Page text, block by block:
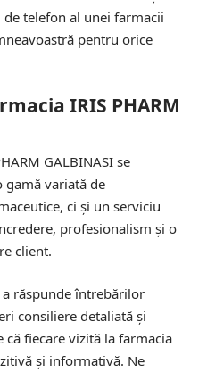
telefon al unei farmacii
pentru orice
IRIS PHARM
GALBINASI se
gamă variată de
ci și un serviciu
profesionalism și o
client.
răspunde întrebărilor
consiliere detaliată și
fiecare vizită la farmacia
și informativă. Ne